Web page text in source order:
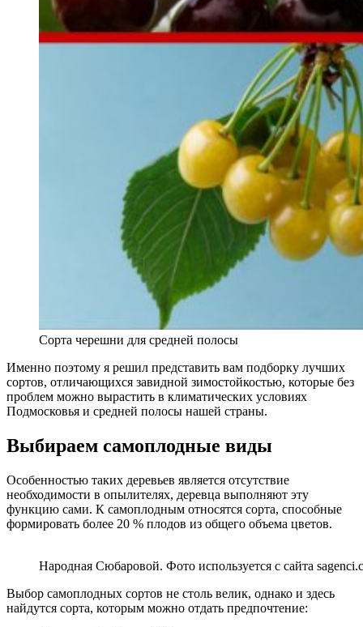
Сорта черешни для средней полосы
Именно поэтому я решил представить вам подборку лучших
сортов, отличающихся завидной зимостойкостью, которые без
проблем можно вырастить в климатических условиях
Подмосковья и средней полосы нашей страны.
Выбираем самоплодные виды
Особенностью таких деревьев является отсутствие
необходимости в опылителях, деревца выполняют эту
функцию сами. К самоплодным относятся сорта, способные
формировать более 20 % плодов из общего объема цветов.
Народная Сюбаровой. Фото используется с сайта
Выбор самоплодных сортов не столь велик, однако и здесь
найдутся сорта, которым можно отдать предпочтение: